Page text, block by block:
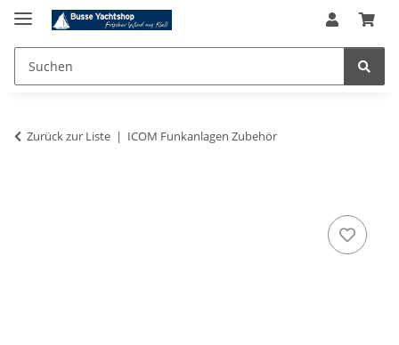
Zurück zur Liste ICOM Funkanlagen Zubehör